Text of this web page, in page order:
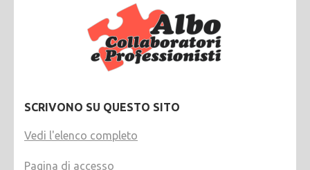
SCRIVONO SU QUESTO SITO
Vedi l'elenco completo
Pagina di accesso